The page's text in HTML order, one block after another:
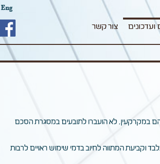
צור קשר
Eng
במקרקעין, לא הועברו לתובעים במסגרת הסכם
וקביעת המתווה לחיוב בדמי שימוש ראויים לרבות